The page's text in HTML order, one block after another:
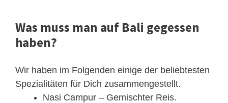
Was muss man auf Bali gegessen
haben?
Wir haben im Folgenden einige der beliebtesten
Spezialitäten für Dich zusammengestellt.
Nasi Campur – Gemischter Reis.